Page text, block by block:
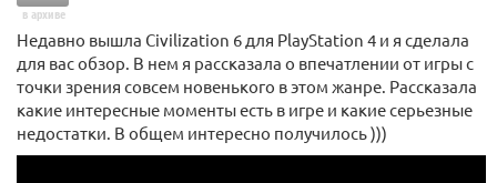
в архиве
Недавно вышла Civilization 6 для PlayStation 4 и я сделала
для вас обзор. В нем я рассказала о впечатлении от игры с
точки зрения совсем новенького в этом жанре. Рассказала
какие интересные моменты есть в игре и какие серьезные
недостатки. В общем интересно получилось )))